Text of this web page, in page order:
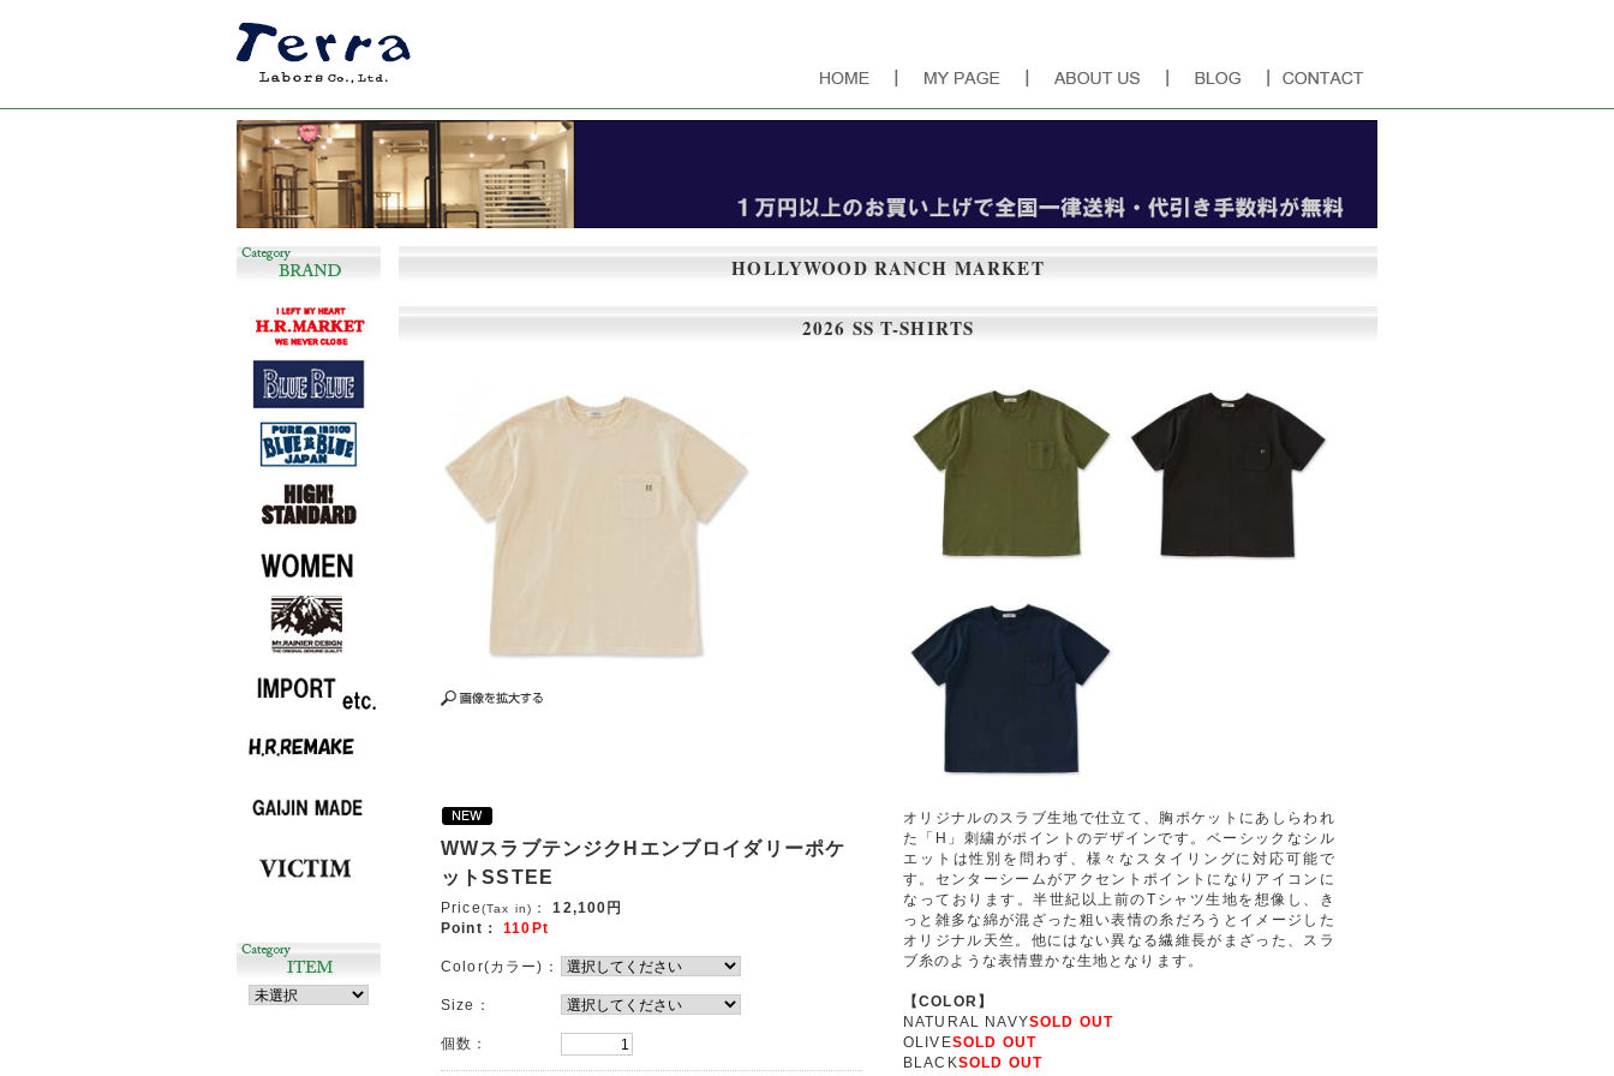
HOLLYWOOD RANCH MARKET
2026 SS T-SHIRTS
WWスラブテンジクHエンブロイダリーポケ
ットSSTEE
Price(Tax in) ：12,100円
Point：
110Pt
Color(カラー)：
Size：
個数：
オリジナルのスラブ生地で仕立て、胸ポケットにあしらわれ
た「H」刺繍がポイントのデザインです。ベーシックなシル
エットは性別を問わず、様々なスタイリングに対応可能で
す。センターシームがアクセントポイントになりアイコンに
なっております。半世紀以上前のTシャツ生地を想像し、き
っと雑多な綿が混ざった粗い表情の糸だろうとイメージした
オリジナル天竺。他にはない異なる繊維長がまざった、スラ
ブ糸のような表情豊かな生地となります。
【COLOR】
NATURAL NAVYSOLD OUT
OLIVESOLD OUT
BLACKSOLD OUT